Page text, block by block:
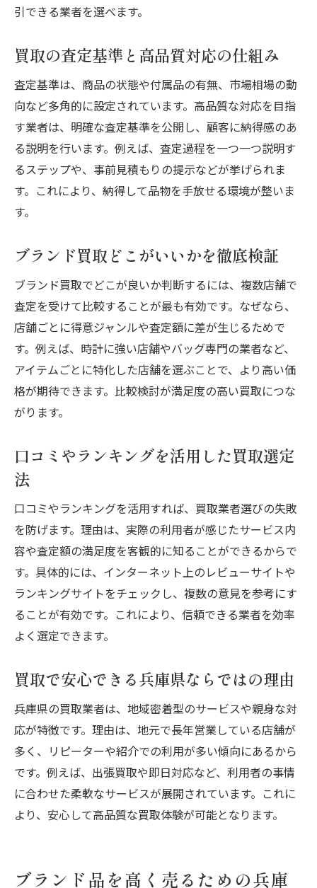
リサイクルショップの買取活用術を紹介
エコリングなど買取不可事例の傾向
多彩なジャンルに強い買取業者の選び方
口コミから分かる信頼できる買取の選び方
口コミで分かる買取高品質な業者の特徴
ブランド買取口コミランキングの活用法
買取どこがいいか口コミ比較のポイント
ランキングや口コミを信頼する理由
スピード対応で満足度が高い買取体験を叶える
査定スピードが魅力の買取高品質サービス
即日対応の買取で高く売るポイント
スピード重視のブランド買取活用術
宅配・出張買取で素早く現金化する方法
スピード買取を実現する業者の特徴
買取と質入れの違いと最適な選択方法
買取と質入れの違いを徹底解説
換金率が高い商品カテゴリーの特徴
質入れと買取どちらが高いか検証
目的別に選ぶ買取・質入れのメリット
兵庫県で最適な現金化方法を選ぶコツ
査定額アップを目指す兵庫県買取のコツ
買取高品質を実現する査定準備の方法
ブランド買取で高評価を得る秘訣
買取アップに効くちょっとした工夫
複数業者で査定して高く売る戦略
査定額アップを目指す実践的なヒント
引できる業者を選べます。
買取の査定基準と高品質対応の仕組み
査定基準は、商品の状態や付属品の有無、市場相場の動
向など多角的に設定されています。高品質な対応を目指
す業者は、明確な査定基準を公開し、顧客に納得感のあ
る説明を行います。例えば、査定過程を一つ一つ説明す
るステップや、事前見積もりの提示などが挙げられま
す。これにより、納得して品物を手放せる環境が整いま
す。
ブランド買取どこがいいかを徹底検証
ブランド買取でどこが良いか判断するには、複数店舗で
査定を受けて比較することが最も有効です。なぜなら、
店舗ごとに得意ジャンルや査定額に差が生じるためで
す。例えば、時計に強い店舗やバッグ専門の業者など、
アイテムごとに特化した店舗を選ぶことで、より高い価
格が期待できます。比較検討が満足度の高い買取につな
がります。
口コミやランキングを活用した買取選定
法
口コミやランキングを活用すれば、買取業者選びの失敗
を防げます。理由は、実際の利用者が感じたサービス内
容や査定額の満足度を客観的に知ることができるからで
す。具体的には、インターネット上のレビューサイトや
ランキングサイトをチェックし、複数の意見を参考にす
ることが有効です。これにより、信頼できる業者を効率
よく選定できます。
買取で安心できる兵庫県ならではの理由
兵庫県の買取業者は、地域密着型のサービスや親身な対
応が特徴です。理由は、地元で長年営業している店舗が
多く、リピーターや紹介での利用が多い傾向にあるから
です。例えば、出張買取や即日対応など、利用者の事情
に合わせた柔軟なサービスが展開されています。これに
より、安心して高品質な買取体験が可能となります。
ブランド品を高く売るための兵庫